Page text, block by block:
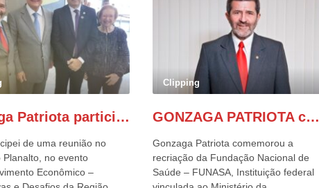
Gonzaga Patriota participa de evento em prol do desenvolvimento do Nordeste
de uma reunião no
Planalto, no evento
Econômico –
Clipping
GONZAGA PATRIOTA comemora o retorno da FUNASA
Gonzaga Patriota comemorou a
recriação da Fundação Nacional de
Saúde – FUNASA, Instituição federal